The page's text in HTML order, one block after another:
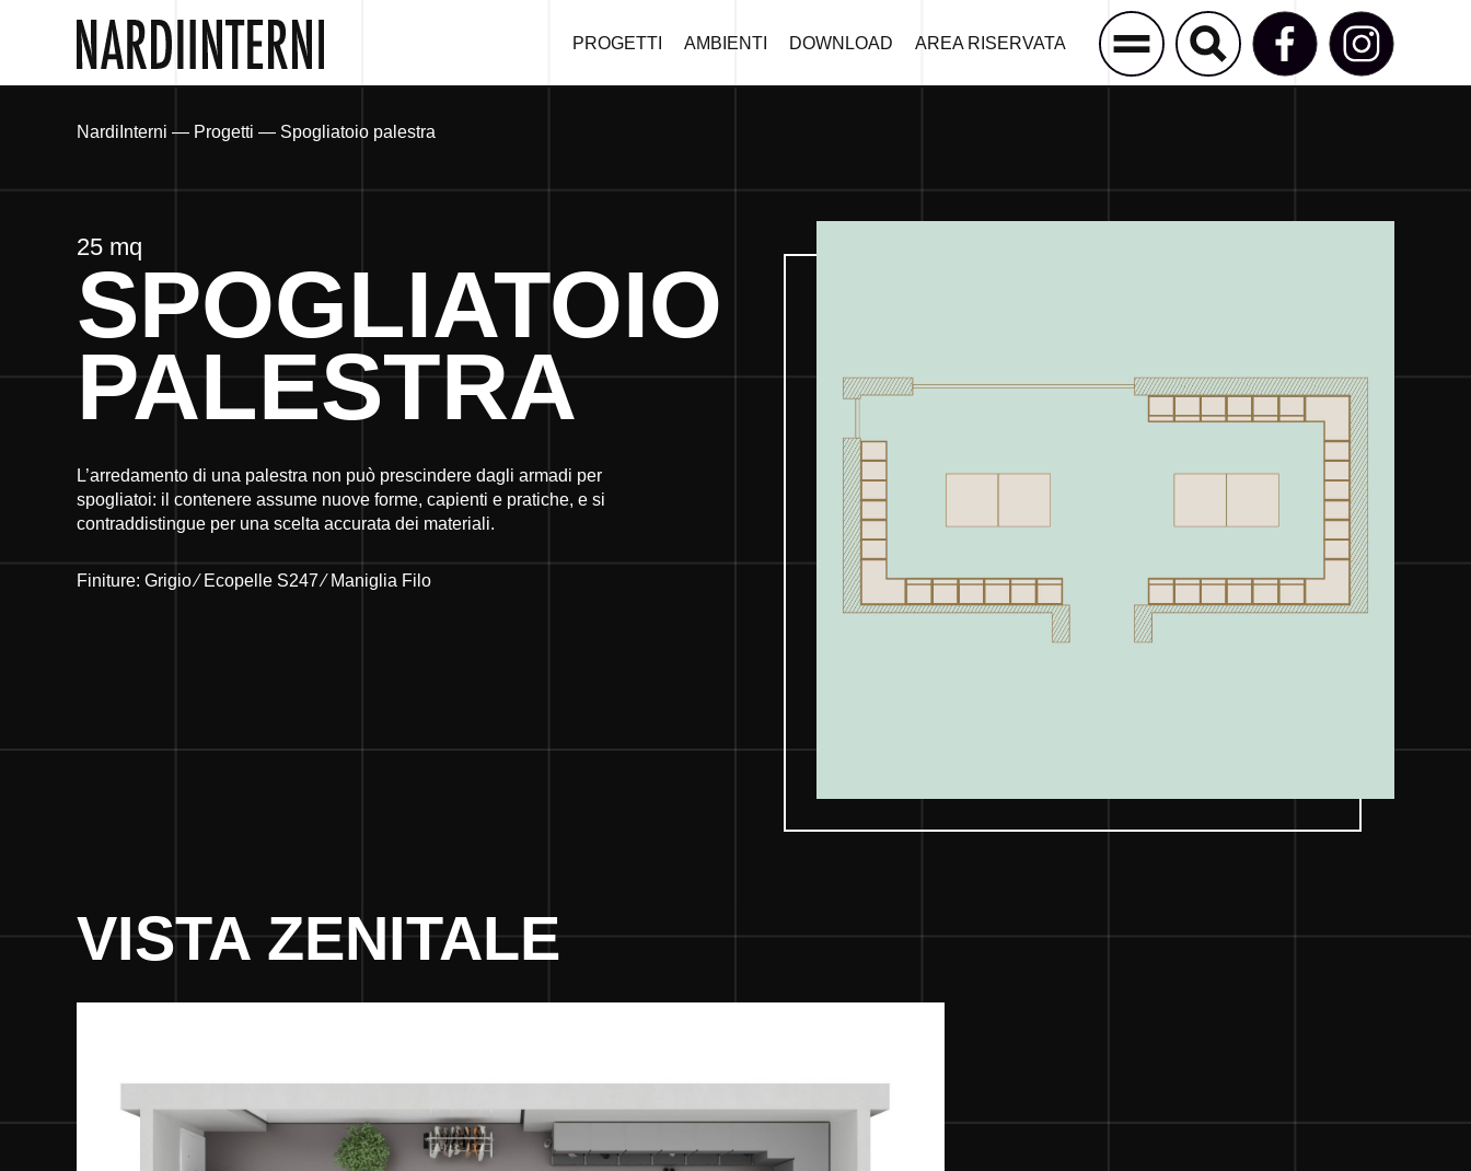
PROGETTI AMBIENTI DOWNLOAD AREA RISERVATA
NardiInterni — Progetti — Spogliatoio palestra
25 mq
SPOGLIATOIO
PALESTRA
L’arredamento di una palestra non può prescindere dagli armadi per
spogliatoi: il contenere assume nuove forme, capienti e pratiche, e si
contraddistingue per una scelta accurata dei materiali.
Finiture: Grigio ⁄ Ecopelle S247 ⁄ Maniglia Filo
VISTA ZENITALE